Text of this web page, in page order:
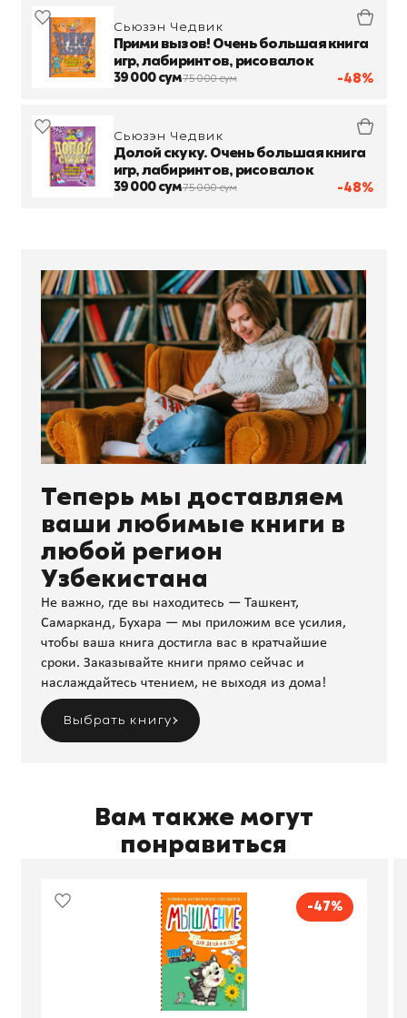
-48%
Сьюзэн Чедвик
Прими вызов! Очень большая книга
игр, лабиринтов, рисовалок
39 000 сум75 000 сум
-48%
Сьюзэн Чедвик
Долой скуку. Очень большая книга
игр, лабиринтов, рисовалок
39 000 сум75 000 сум
Теперь мы доставляем
ваши любимые книги в
любой регион
Узбекистана
Не важно, где вы находитесь — Ташкент,
Самарканд, Бухара — мы приложим все усилия,
чтобы ваша книга достигла вас в кратчайшие
сроки. Заказывайте книги прямо сейчас и
наслаждайтесь чтением, не выходя из дома!
Выбрать книгу
Вам также могут
понравиться
-47%